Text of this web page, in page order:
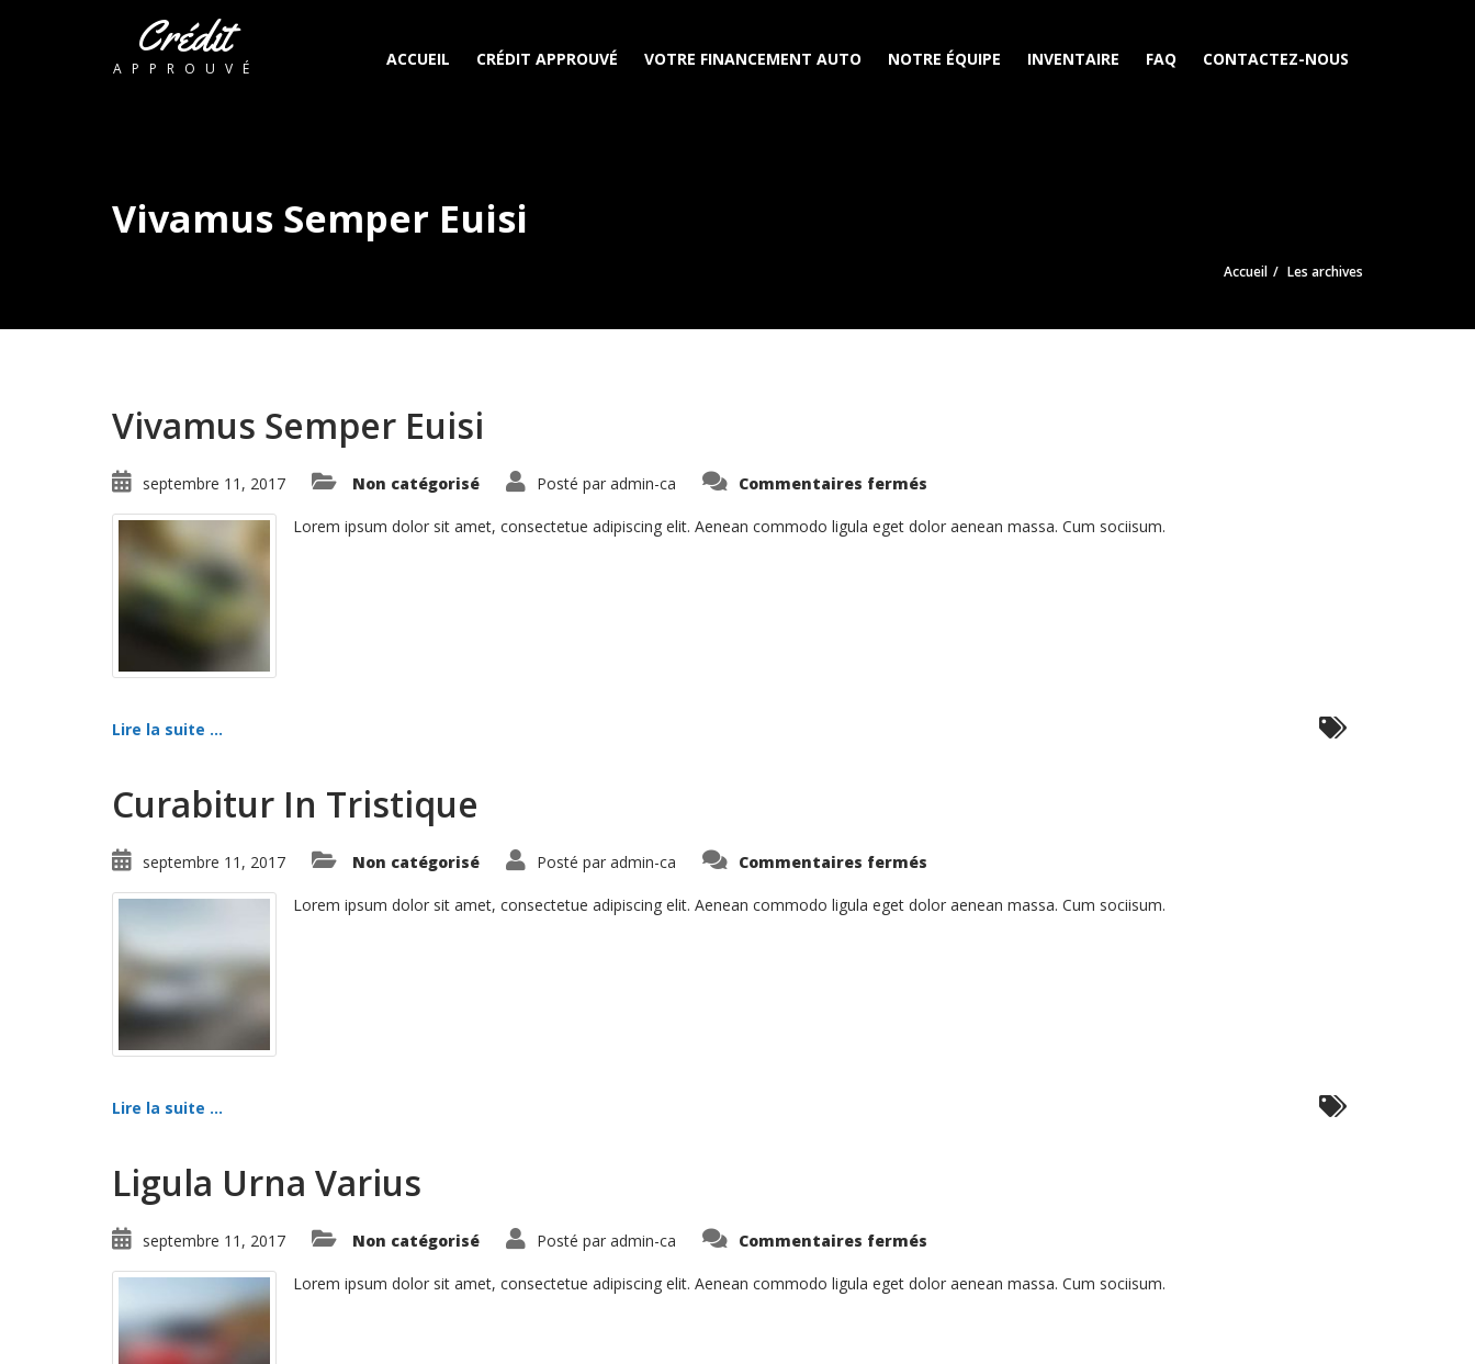
Crédit
APPROUVÉ ACCUEIL CRÉDIT APPROUVÉ VOTRE FINANCEMENT AUTO NOTRE ÉQUIPE INVENTAIRE FAQ CONTACTEZ-NOUS
Vivamus Semper Euisi
Accueil Les archives
Vivamus Semper Euisi
septembre 11, 2017 Non catégorisé Posté par admin-ca Commentaires fermés
Euisi
Lorem ipsum dolor sit amet, consectetue adipiscing elit. Aenean commodo ligula eget dolor aenean massa. Cum sociisum.
Lire la suite ...
Curabitur In Tristique
septembre 11, 2017 Non catégorisé Posté par admin-ca Commentaires fermés
Tristique
Lorem ipsum dolor sit amet, consectetue adipiscing elit. Aenean commodo ligula eget dolor aenean massa. Cum sociisum.
Lire la suite ...
Ligula Urna Varius
septembre 11, 2017 Non catégorisé Posté par admin-ca Commentaires fermés
Varius
Lorem ipsum dolor sit amet, consectetue adipiscing elit. Aenean commodo ligula eget dolor aenean massa. Cum sociisum.